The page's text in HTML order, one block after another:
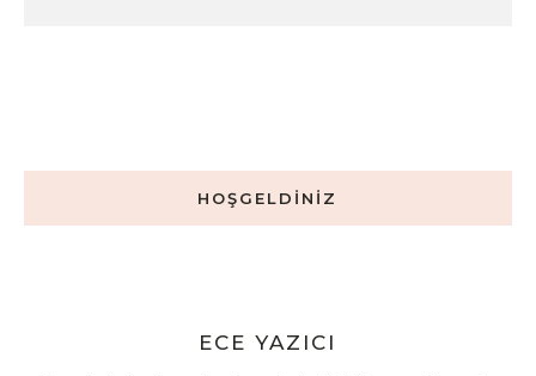
HOŞGELDİNİZ
ECE YAZICI